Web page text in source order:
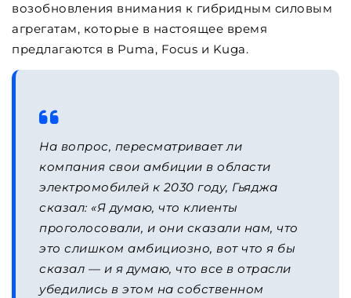
возобновления внимания к гибридным силовым
агрегатам, которые в настоящее время
предлагаются в Puma, Focus и Kuga.
На вопрос, пересматривает ли
компания свои амбиции в области
электромобилей к 2030 году, Гьяджа
сказал: «Я думаю, что клиенты
проголосовали, и они сказали нам, что
это слишком амбициозно, вот что я бы
сказал — и я думаю, что все в отрасли
убедились в этом на собственном